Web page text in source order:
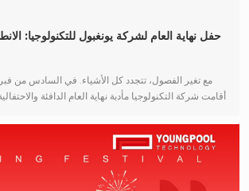
حفل نهاية العام لشركة يونغبول للتكنولوجيا:
أقامت شركة التكنولوجيا مأدبة نهاية العام الدافئة
2026. لم يكن هذا المساء مجرد تجمع في نهاية العام، بل
الماضي، وتكريم لكل مساهمة قُدمت في الحاضر، وانطلاقة
المستقبلية للشركة. فور دخول المكان، غمرت الأجواء أجواءٌ
أضاءت الإضاءة الباهرة وجوهاً مألوفة وودودة، بينما جسّد